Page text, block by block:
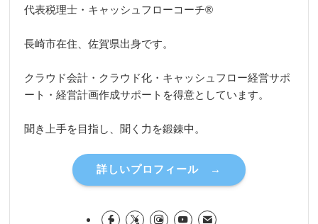
代表税理士・キャッシュフローコーチ®
長崎市在住、佐賀県出身です。
クラウド会計・クラウド化・キャッシュフロー経営サポ
ート・経営計画作成サポートを得意としています。
聞き上手を目指し、聞く力を鍛錬中。
詳しいプロフィール →